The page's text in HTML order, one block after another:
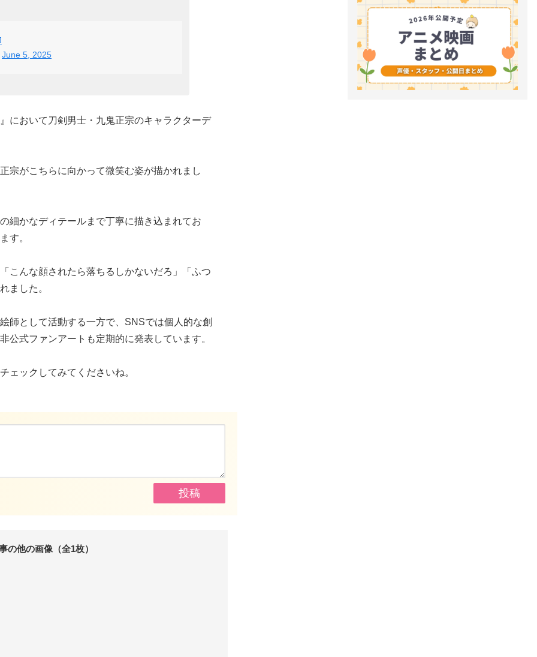
June 5, 2025
』において刀剣男士・九鬼正宗のキャラクターデ
宗がこちらに向かって微笑む姿が描かれまし
細かなディテールまで丁寧に描き込まれてお
す。
こんな顔されたら落ちるしかないだろ」「ふつ
ました。
師として活動する一方で、SNSでは個人的な創
公式ファンアートも定期的に発表しています。
ェックしてみてくださいね。
の他の画像（全1枚）